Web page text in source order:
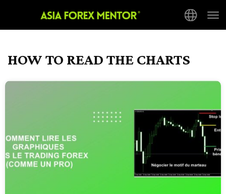
HOW TO READ THE CHARTS